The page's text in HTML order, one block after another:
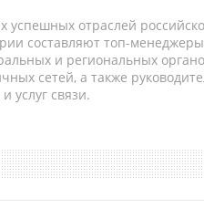
успешных отраслей
составляют топ-
и региональных
сетей, а также
услуг связи.